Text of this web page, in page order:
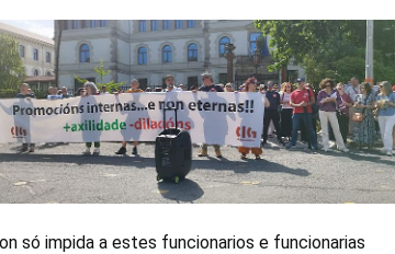
só impida a estes funcionarios e funcionarias